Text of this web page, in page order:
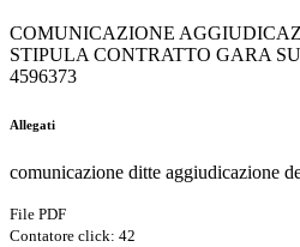
COMUNICAZIONE
STIPULA CONTRATTO GARA
4596373
Allegati
comunicazione ditte aggiudicazione
File PDF
Contatore click: 42